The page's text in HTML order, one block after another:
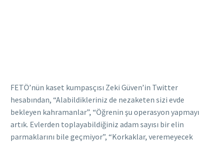
FETÖ’nün kaset kumpasçısı Zeki Güven’in Twitter
hesabından, “Alabildikleriniz de nezaketen sizi evde
bekleyen kahramanlar”, “Öğrenin şu operasyon yapmayı
artık. Evlerden toplayabildiğiniz adam sayısı bir elin
parmaklarını bile geçmiyor”, “Korkaklar, veremeyecek